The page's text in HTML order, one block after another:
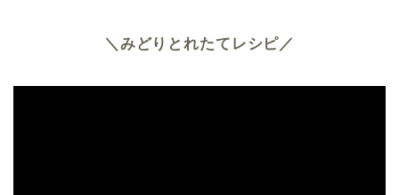
＼みどりとれたてレシピ／